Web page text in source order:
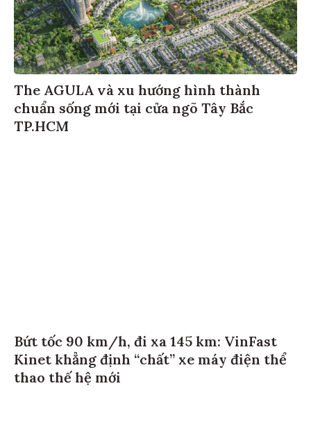
The AGULA và xu hướng hình thành
chuẩn sống mới tại cửa ngõ Tây Bắc
TP.HCM
Bứt tốc 90 km/h, đi xa 145 km: VinFast
Kinet khẳng định “chất” xe máy điện thể
thao thế hệ mới